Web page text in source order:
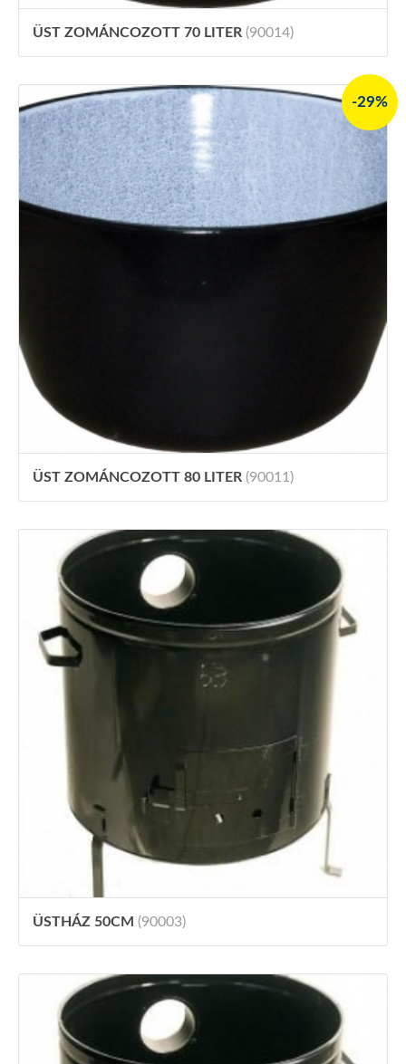
ÜST ZOMÁNCOZOTT 70 LITER (90014)
-29%
ÜST ZOMÁNCOZOTT 80 LITER (90011)
ÜSTHÁZ 50CM (90003)